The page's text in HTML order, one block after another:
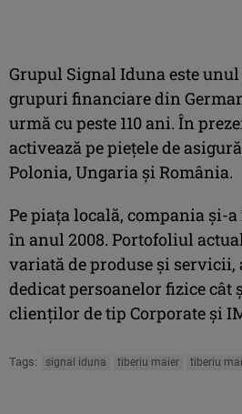
Grupul Signal Iduna este
grupuri financiare din
urmă cu peste 110 ani. În
activează pe piețele de
Polonia, Ungaria și România.
Pe piața locală, compania și-
în anul 2008. Portofoliul
variată de produse și servicii,
dedicat persoanelor fizice cât
clienților de tip Corporate și
Tags: signal iduna tiberiu maier tiberiu